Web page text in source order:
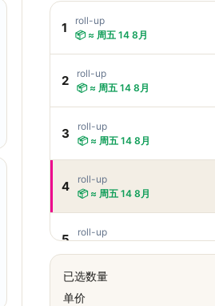
1
roll-up
📦 ≈ 周五 14 8月
2
roll-up
📦 ≈ 周五 14 8月
3
roll-up
📦 ≈ 周五 14 8月
4
roll-up
📦 ≈ 周五 14 8月
5
roll-up
6
roll-up
📦 ≈ 周五 14 8月
已选数量
单价